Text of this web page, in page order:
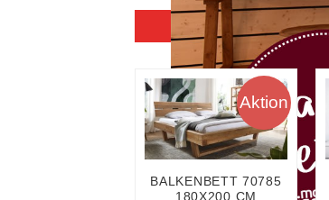
Aktion
BALKENBETT 70785
180X200 CM